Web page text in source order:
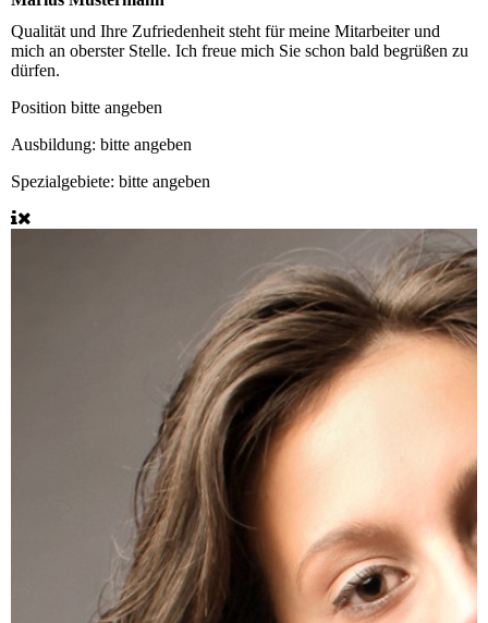
Qualität und Ihre Zufriedenheit steht für meine Mitarbeiter und
mich an oberster Stelle. Ich freue mich Sie schon bald begrüßen zu
dürfen.
Position bitte angeben
Ausbildung: bitte angeben
Spezialgebiete: bitte angeben